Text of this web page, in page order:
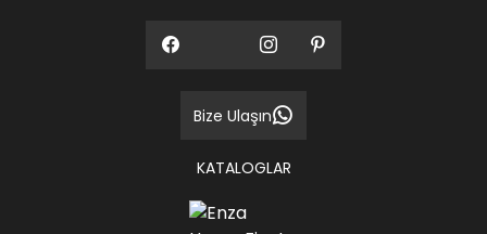
Bize Ulaşın
KATALOGLAR